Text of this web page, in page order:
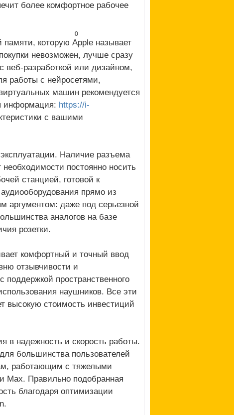
0
более комфортное рабочее
которую Apple называет
невозможен, лучше сразу
веб-разработкой или дизайном,
работы с нейросетями,
машин рекомендуется
информация: https://i-
с вашими
Наличие разъема
постоянно носить
станцией, готовой к
прямо из
аргументом: даже под серьезной
аналогов на базе
розетки.
комфортный и точный ввод
отзывчивости и
пространственного
наушников. Все эти
высокую стоимость инвестиций
в надежность и скорость работы.
большинства пользователей
работающим с тяжелыми
Max. Правильно подобранная
благодаря оптимизации